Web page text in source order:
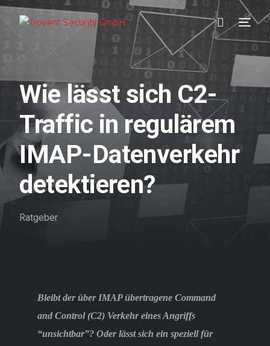
Wie lässt sich C2-
Traffic in regulärem
IMAP-Datenverkehr
detektieren?
Ratgeber
Bleibt der über IMAP übertragene Command
and Control (C2) Verkehr eines Angriffs
“unsichtbar”? Oder lässt sich ein speziell für
Detektion
Reaktion
Referenzen
Über uns
Karriere